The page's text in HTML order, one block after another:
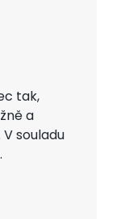
tak,
a
souladu